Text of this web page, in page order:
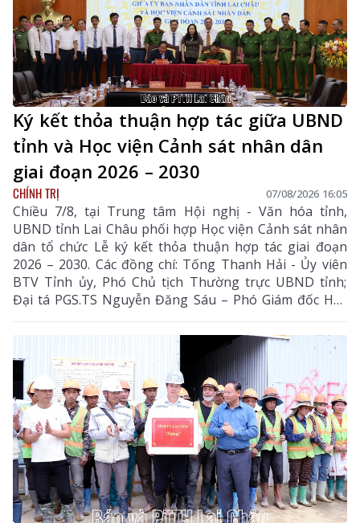
Ký kết thỏa thuận hợp tác giữa UBND
tỉnh và Học viện Cảnh sát nhân dân
giai đoạn 2026 – 2030
CHÍNH TRỊ 07/08/2026 16:05
Chiều 7/8, tại Trung tâm Hội nghị - Văn hóa tỉnh,
UBND tỉnh Lai Châu phối hợp Học viện Cảnh sát nhân
dân tổ chức Lễ ký kết thỏa thuận hợp tác giai đoạn
2026 – 2030. Các đồng chí: Tống Thanh Hải - Ủy viên
BTV Tỉnh ủy, Phó Chủ tịch Thường trực UBND tỉnh;
Đại tá PGS.TS Nguyễn Đăng Sáu – Phó Giám đốc Học
viện Cảnh sát nhân dân đồng chủ trì lễ ký kết.